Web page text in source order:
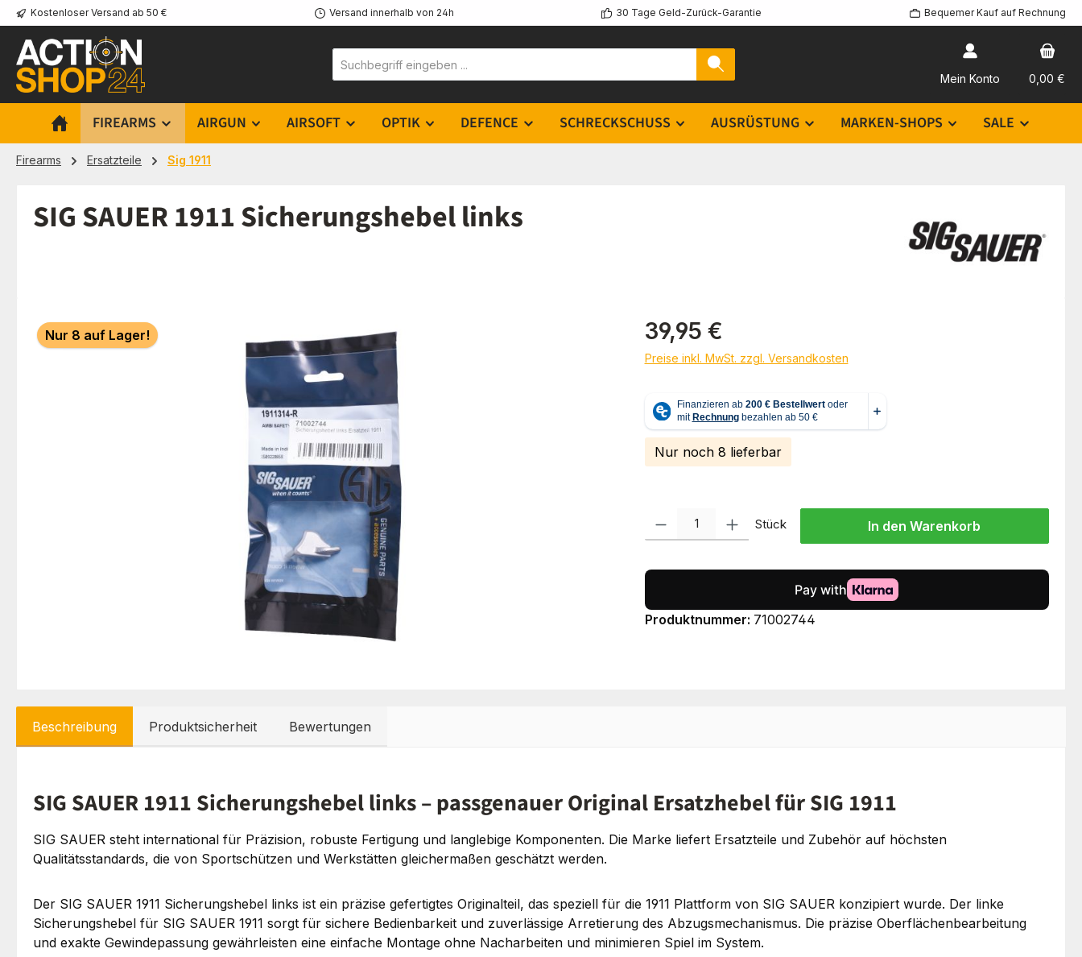
Hauptinhalt springen
Zur Suche springen
Zur Hauptnavigation springen
Kostenloser Versand ab 50 € Versand innerhalb von 24h 30 Tage Geld-Zurück-Garantie Bequemer Kauf auf Rechnung
Mein Konto 0,00 €
FIREARMS AIRGUN AIRSOFT OPTIK DEFENCE SCHRECKSCHUSS AUSRÜSTUNG MARKEN-SHOPS SALE
Firearms Ersatzteile Sig 1911
SIG SAUER 1911 Sicherungshebel links
Bildergalerie überspringen
Nur 8 auf Lager!
Regulärer Preis:
39,95 €
Preise inkl. MwSt. zzgl. Versandkosten
Nur noch 8 lieferbar
Produkt Anzahl: Gib den gewünschten Wert ein oder benutze die Schaltflächen
Stück In den Warenkorb
Produktnummer: 71002744
Beschreibung Produktsicherheit Bewertungen
SIG SAUER 1911 Sicherungshebel links – passgenauer Original Ersatzhebel für SIG 1911
SIG SAUER steht international für Präzision, robuste Fertigung und langlebige Komponenten. Die Marke liefert Ersatzteile und Zubehör auf höchsten
Qualitätsstandards, die von Sportschützen und Werkstätten gleichermaßen geschätzt werden.
Der SIG SAUER 1911 Sicherungshebel links ist ein präzise gefertigtes Originalteil, das speziell für die 1911 Plattform von SIG SAUER konzipiert wurde. Der linke
Sicherungshebel für SIG SAUER 1911 sorgt für sichere Bedienbarkeit und zuverlässige Arretierung des Abzugsmechanismus. Die präzise Oberflächenbearbeitung
und exakte Gewindepassung gewährleisten eine einfache Montage ohne Nacharbeiten und minimieren Spiel im System.